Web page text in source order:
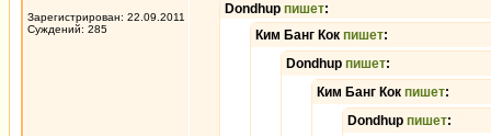
Зарегистрирован: 22.09.2011
Суждений: 285
Dondhup пишет:
Ким Банг Кок пишет:
Dondhup пишет:
Ким Банг Кок пишет:
Dondhup пишет: